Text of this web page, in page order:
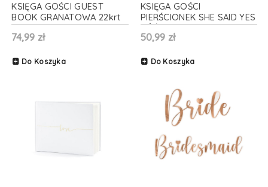
KSIĘGA GOŚCI GUEST
BOOK GRANATOWA 22krt
74,99 zł
Do Koszyka
KSIĘGA GOŚCI
PIERŚCIONEK SHE SAID YES
RÓŻOWA 27cm
50,99 zł
Do Koszyka